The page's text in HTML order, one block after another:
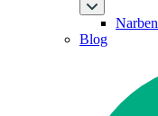
Narben
Blog